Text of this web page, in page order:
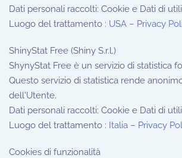
Dati personali raccolti: Cookie e Dati di
Luogo del trattamento : USA – Privacy
ShinyStat Free (Shiny S.r.l.)
ShynyStat Free è un servizio di statistica
Questo servizio di statistica rende
dell'Utente.
Dati personali raccolti: Cookie e Dati di
Luogo del trattamento : Italia – Privacy
Cookies di funzionalità